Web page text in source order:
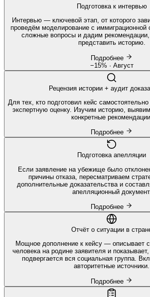
Подготовка к интервью
Интервью — ключевой этап, от которого
проведём моделирование с иммиграционной
сложные вопросы и дадим рекомендации,
представить историю.
Подробнее
−15% · Август
Рецензия истории + аудит
Для тех, кто подготовил кейс
экспертную оценку. Изучим историю,
конкретные рекомендации.
Подробнее
Подготовка апелляции
Если заявление на убежище было
причины отказа, пересматриваем
дополнительные доказательства и
апелляционный документ.
Подробнее
Отчёт о ситуации в
Мощное дополнение к кейсу — описывает
человека на родине заявителя и
подвергается вся социальная группа.
авторитетные источники.
Подробнее